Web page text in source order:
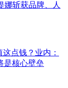
娜斩获品牌、人
点钱？业内：
是核心壁垒